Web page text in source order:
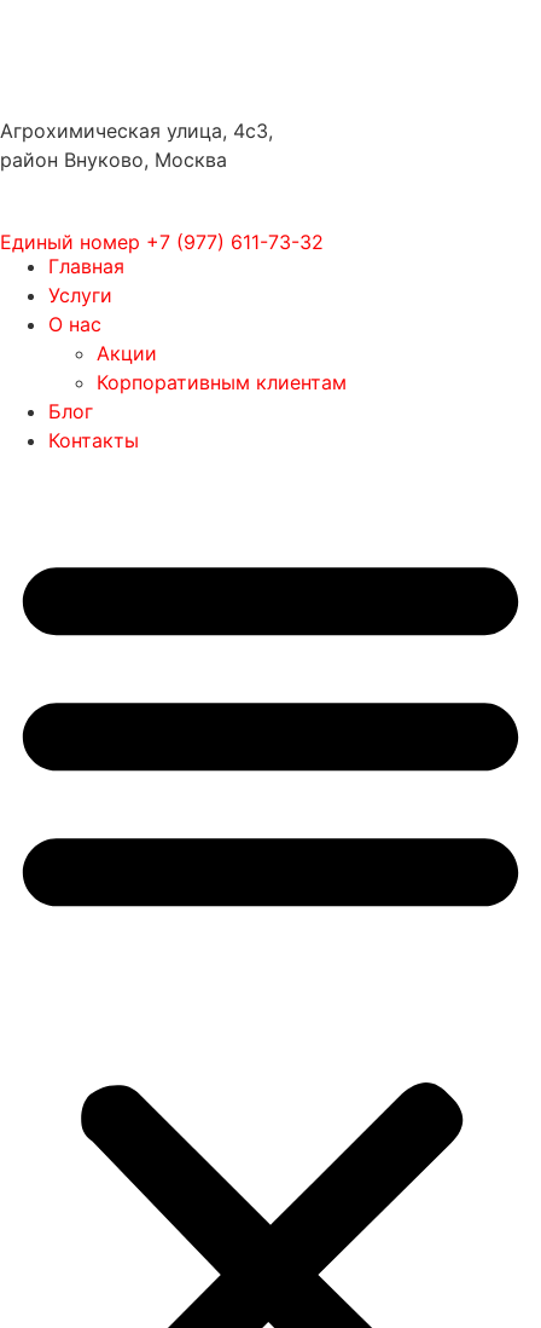
Агрохимическая улица, 4с3,
район Внуково, Москва
Единый номер +7 (977) 611-73-32
Главная
Услуги
О нас
Акции
Корпоративным клиентам
Блог
Контакты